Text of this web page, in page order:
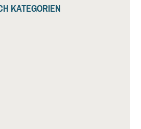
KATEGORIEN